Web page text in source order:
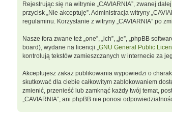
Rejestrując się na witrynie „CAVIARNIA”, zwanej
przycisk „Nie akceptuję”. Administracja witryny
regulaminu. Korzystanie z witryny „CAVIARNIA” po
Nasze fora zwane też „one”, „ich”, „je”, „phpBB
board), wydane na licencji „GNU General Public
kontrolują tekstów zamieszczanych w internecie za
Akceptujesz zakaz publikowania wypowiedzi o
skutkować dla ciebie całkowitym zablokowaniem
zmienić, przenieść lub zamknąć każdy twój temat,
„CAVIARNIA”, ani phpBB nie ponosi